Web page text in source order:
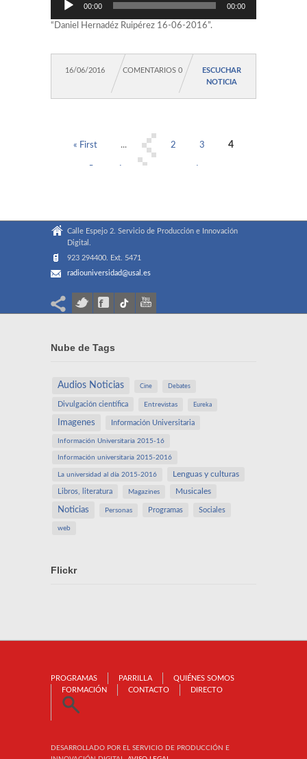
audio
00:00 00:00
“Daniel Hernadéz Ruipérez 16-06-2016”.
16/06/2016 COMENTARIOS 0
ESCUCHAR
NOTICIA
« First ... 2 3 4
Calle Espejo 2. Servicio de Producción e Innovación
Digital.
923 294400. Ext. 5471
radiouniversidad@usal.es
Nube de Tags
Audios Noticias Cine Debates
Divulgación científica Entrevistas Eureka
Imagenes Información Universitaria
Información Universitaria 2015-16
Información universitaria 2015-2016
La universidad al día 2015-2016 Lenguas y culturas
Libros, literatura Magazines Musicales
Noticias Personas Programas Sociales
web
Flickr
PROGRAMAS PARRILLA
QUIÉNES SOMOS
FORMACIÓN
CONTACTO DIRECTO
DESARROLLADO POR EL SERVICIO DE PRODUCCIÓN E